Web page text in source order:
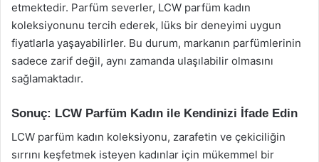
etmektedir. Parfüm severler, LCW parfüm kadın
koleksiyonunu tercih ederek, lüks bir deneyimi uygun
fiyatlarla yaşayabilirler. Bu durum, markanın parfümlerinin
sadece zarif değil, aynı zamanda ulaşılabilir olmasını
sağlamaktadır.
Sonuç: LCW Parfüm Kadın ile Kendinizi İfade Edin
LCW parfüm kadın koleksiyonu, zarafetin ve çekiciliğin
sırrını keşfetmek isteyen kadınlar için mükemmel bir